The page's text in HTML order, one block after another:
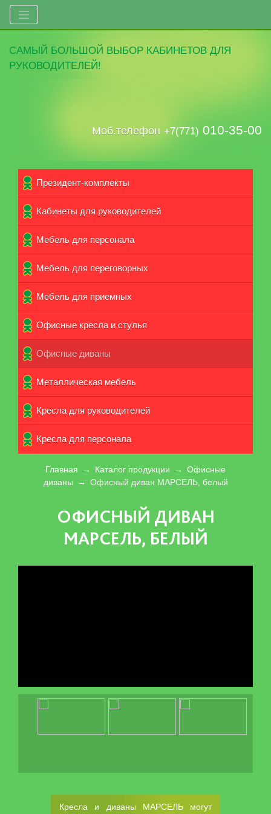
САМЫЙ БОЛЬШОЙ ВЫБОР КАБИНЕТОВ ДЛЯ
РУКОВОДИТЕЛЕЙ!
Моб.телефон +7(771) 010-35-00
Президент-комплекты
Кабинеты для руководителей
Мебель для персонала
Мебель для переговорных
Мебель для приемных
Офисные кресла и стулья
Офисные диваны
Металлическая мебель
Кресла для руководителей
Кpecла для персонала
Главная → Каталог продукции →
Офисные
диваны
→ Офисный диван МАРСЕЛЬ, белый
ОФИСНЫЙ ДИВАН
МАРСЕЛЬ, БЕЛЫЙ
Кресла и диваны МАРСЕЛЬ могут